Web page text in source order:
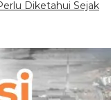
Diketahui Sejak